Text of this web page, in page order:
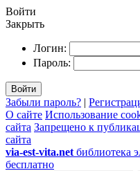
Войти
Закрыть
Логин:
Пароль:
Войти
Забыли пароль? |
О сайте Использование
сайта Запрещено к
сайта
via-est-vita.net библиотека
бесплатно